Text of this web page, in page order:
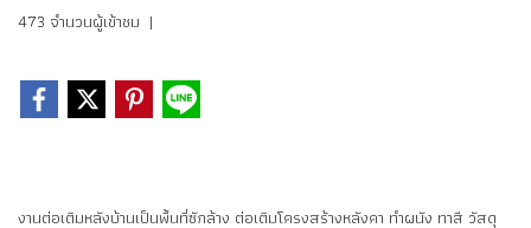
473 จำนวนผู้เข้าชม |
งานต่อเติมหลังบ้านเป็นพื้นที่ซักล้าง ต่อเติมโครงสร้างหลังคา ทำผนัง ทาสี วัสดุ